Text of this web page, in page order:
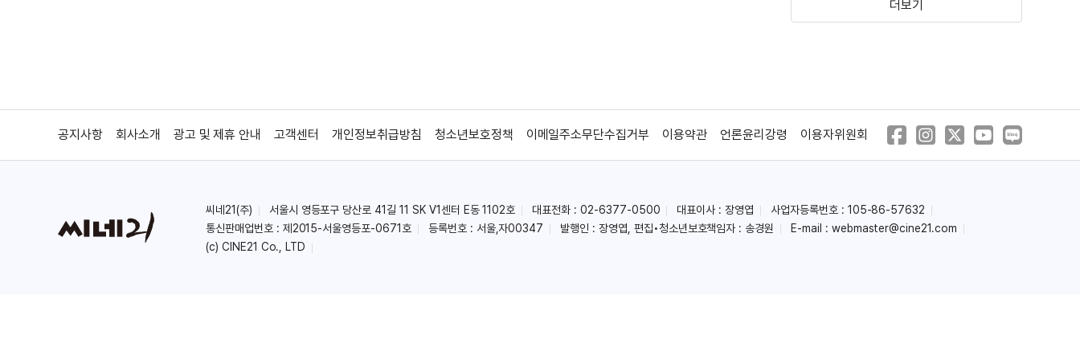
더보기
공지사항 회사소개 광고 및 제휴 안내 고객센터 개인정보취급방침 청소년보호정책 이메일주소무단수집거부 이용약관 언론윤리강령 이용자위원회
씨네21(주) 서울시 영등포구 당산로 41길 11 SK V1센터 E동 1102호 대표전화 : 02-6377-0500 대표이사 : 장영엽
사업자등록번호 : 105-86-57632
통신판매업번호 : 제2015-서울영등포-0671호
등록번호 : 서울,자00347 발행인 : 장영엽, 편집•청소년보호책임자 : 송경원 E-mail : webmaster@cine21.com
(c) CINE21 Co., LTD